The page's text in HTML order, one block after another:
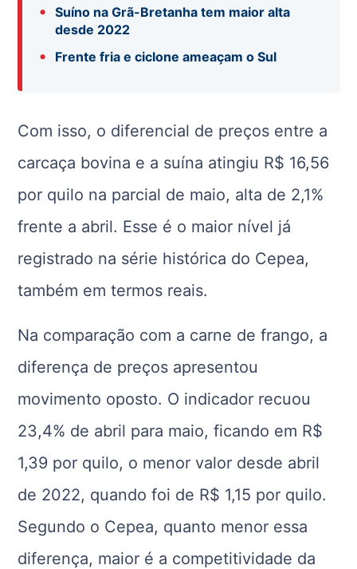
•
Suíno na Grã-Bretanha tem maior alta
desde 2022
• Frente fria e ciclone ameaçam o Sul
Com isso, o diferencial de preços entre a
carcaça bovina e a suína atingiu R$ 16,56
por quilo na parcial de maio, alta de 2,1%
frente a abril. Esse é o maior nível já
registrado na série histórica do Cepea,
também em termos reais.
Na comparação com a carne de frango, a
diferença de preços apresentou
movimento oposto. O indicador recuou
23,4% de abril para maio, ficando em R$
1,39 por quilo, o menor valor desde abril
de 2022, quando foi de R$ 1,15 por quilo.
Segundo o Cepea, quanto menor essa
diferença, maior é a competitividade da